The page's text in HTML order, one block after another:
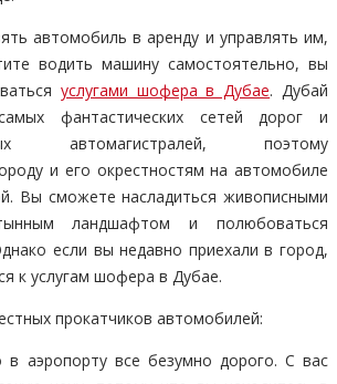
автомобиль в аренду и управлять им,
водить машину самостоятельно, вы
услугами шофера в Дубае. Дубай
фантастических сетей дорог и
автомагистралей, поэтому
и его окрестностям на автомобиле
Вы сможете насладиться живописными
ландшафтом и полюбоваться
если вы недавно приехали в город,
к услугам шофера в Дубае.
прокатчиков автомобилей:
аэропорту все безумно дорого. С вас